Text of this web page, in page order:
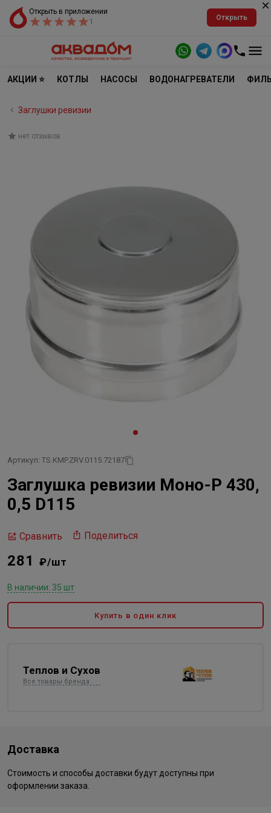
Открыть в приложении
1
Открыть
АКЦИИ ⭐ КОТЛЫ НАСОСЫ ВОДОНАГРЕВАТЕЛИ
Заглушки ревизии
нет отзывов
Артикул: TS.KMP.ZRV.0115.72187
Заглушка ревизии Моно-Р 430,
0,5 D115
Сравнить Поделиться
281 ₽/шт
В наличии: 35 шт
Купить в один клик
Теплов и Сухов
Все товары бренда
Доставка
Стоимость и способы доставки будут доступны при
оформлении заказа.